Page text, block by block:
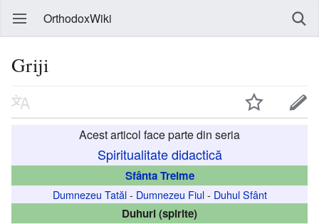
OrthodoxWiki
Griji
Acest articol face parte din seria
Spiritualitate didactică
Sfânta Treime
Dumnezeu Tatăl- Dumnezeu Fiul- Duhul Sfânt
Duhuri (spirite)